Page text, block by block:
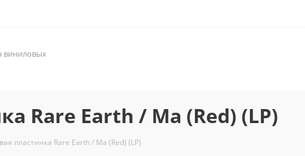
виниловых
Rare Earth / Ma (Red) (LP)
пластинка Rare Earth / Ma (Red) (LP)